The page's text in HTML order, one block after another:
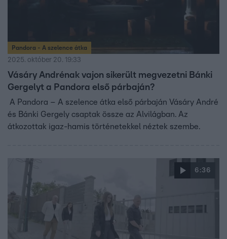
Pandora - A szelence átka
2025. október 20. 19:33
Vásáry Andrénak vajon sikerült megvezetni Bánki
Gergelyt a Pandora első párbaján?
A Pandora – A szelence átka első párbaján Vásáry André
és Bánki Gergely csaptak össze az Alvilágban. Az
átkozottak igaz-hamis történetekkel néztek szembe.
6:36